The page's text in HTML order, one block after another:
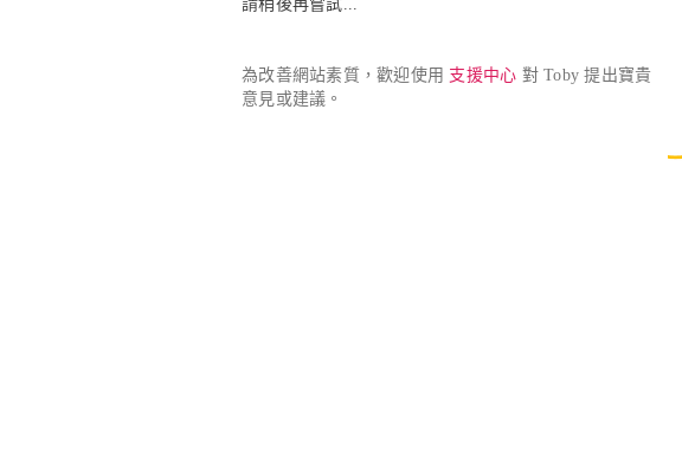
請稍後再嘗試...
為改善網站素質，歡迎使用 支援中心 對 Toby 提出寶貴
意見或建議。